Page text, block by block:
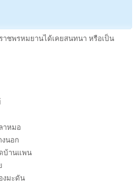
าชพรหมยานได้เคยสนทนา หรือเป็น
าหมอ
งนอก
บ้านแพน
งมะดัน